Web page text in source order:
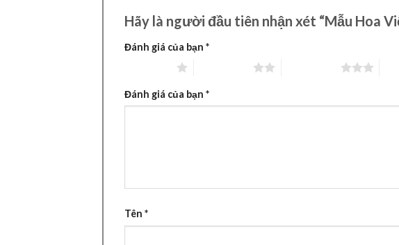
Hãy là người đầu tiên nhận xét “Mẫu Hoa
Đánh giá của bạn *
Đánh giá của bạn *
Tên *